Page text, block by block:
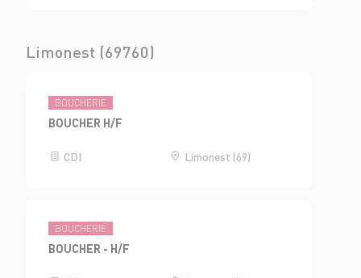
Limonest (69760)
BOUCHERIE
BOUCHER H/F
CDI Limonest (69)
BOUCHERIE
BOUCHER - H/F